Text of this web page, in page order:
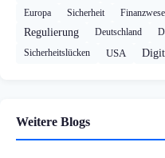
Europa Sicherheit
Regulierung Deutschland
Sicherheitslücken
USA
Weitere Blogs